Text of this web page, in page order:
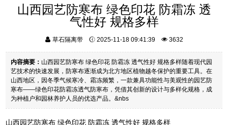
山西园艺防寒布 绿色印花 防霜冻 透
气性好 规格多样
草石隔离带 2025-11-18 09:41:39 3632
内容摘要： 山西园艺防寒布 绿色印花 防霜冻 透气性好 规格多样随着现代园
艺技术的快速发展，防寒布逐渐成为北方地区植物越冬保护的重要工具。在
山西地区，因冬季气候寒冷、霜冻频繁，一款兼具功能性与美观性的园艺防
寒布——绿色印花防霜冻透气防寒布，凭借其创新的设计与多样化规格，成
为种植户和园林养护人员的优选产品。&nbs
山西园艺防寒布 绿色印花 防霜冻 透气性好 规格多样